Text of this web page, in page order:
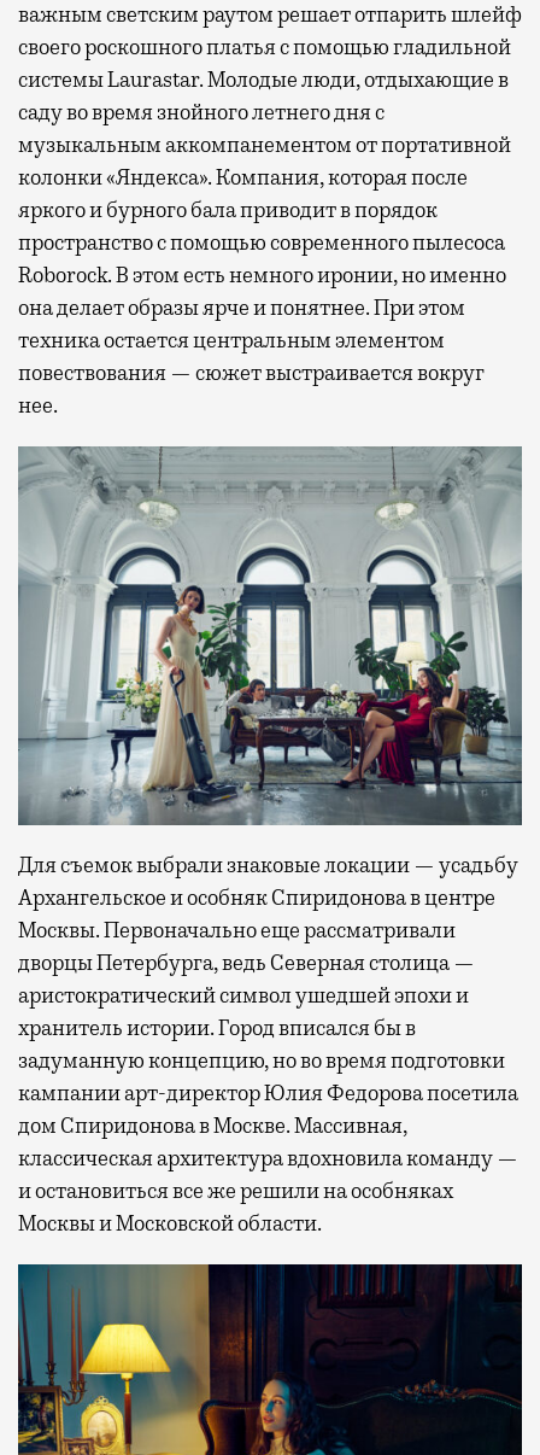
важным светским раутом решает отпарить шлейф
своего роскошного платья с помощью гладильной
системы Laurastar. Молодые люди, отдыхающие в
саду во время знойного летнего дня с
музыкальным аккомпанементом от портативной
колонки «Яндекса». Компания, которая после
яркого и бурного бала приводит в порядок
пространство с помощью современного пылесоса
Roborock. В этом есть немного иронии, но именно
она делает образы ярче и понятнее. При этом
техника остается центральным элементом
повествования — сюжет выстраивается вокруг
нее.
Для съемок выбрали знаковые локации — усадьбу
Архангельское и особняк Спиридонова в центре
Москвы. Первоначально еще рассматривали
дворцы Петербурга, ведь Северная столица —
аристократический символ ушедшей эпохи и
хранитель истории. Город вписался бы в
задуманную концепцию, но во время подготовки
кампании арт-директор Юлия Федорова посетила
дом Спиридонова в Москве. Массивная,
классическая архитектура вдохновила команду —
и остановиться все же решили на особняках
Москвы и Московской области.